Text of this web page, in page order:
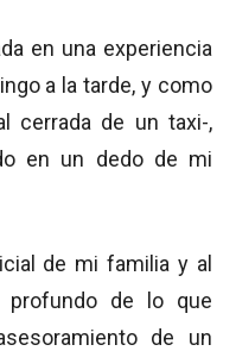
en una experiencia
a la tarde, y como
cerrada de un taxi-,
en un dedo de mi
de mi familia y al
de lo que
de un